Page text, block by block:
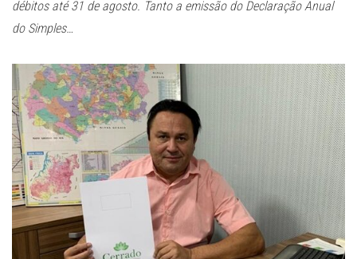
débitos até 31 de agosto. Tanto a emissão do Declaração Anual
do Simples…